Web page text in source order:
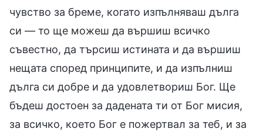
чувство за бреме, когато изпълняваш дълга
си — то ще можеш да вършиш всичко
съвестно, да търсиш истината и да вършиш
нещата според принципите, и да изпълниш
дълга си добре и да удовлетвориш Бог. Ще
бъдеш достоен за дадената ти от Бог мисия,
за всичко, което Бог е пожертвал за теб, и за